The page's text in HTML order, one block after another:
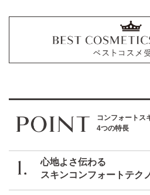
各 5,500円 (税込)
コンフォートス
4つの特長
心地よさ伝わる
スキンコンフォートテク